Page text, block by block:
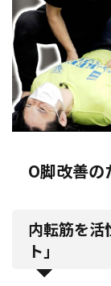
O脚改善の
内転筋を活
ト」